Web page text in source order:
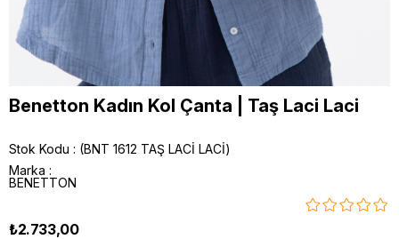
Benetton Kadın Kol Çanta | Taş Laci Laci
Stok Kodu
(BNT 1612 TAŞ LACİ LACİ)
Marka :
BENETTON
₺2.733,00